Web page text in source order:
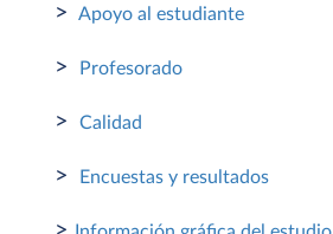
> Apoyo al estudiante
> Profesorado
> Calidad
> Encuestas y resultados